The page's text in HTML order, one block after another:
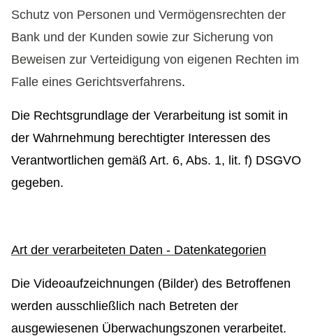
Schutz von Personen und Vermögensrechten der
Bank und der Kunden sowie zur Sicherung von
Beweisen zur Verteidigung von eigenen Rechten im
Falle eines Gerichtsverfahrens.
Die Rechtsgrundlage der Verarbeitung ist somit in
der Wahrnehmung berechtigter Interessen des
Verantwortlichen gemäß Art. 6, Abs. 1, lit. f) DSGVO
gegeben.
Art der verarbeiteten Daten - Datenkategorien
Die Videoaufzeichnungen (Bilder) des Betroffenen
werden ausschließlich nach Betreten der
ausgewiesenen Überwachungszonen verarbeitet.